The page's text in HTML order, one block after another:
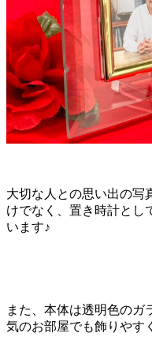
大切な人との思い出の写
けでなく、置き時計とし
います♪
また、本体は透明色のガ
気のお部屋でも飾りやす